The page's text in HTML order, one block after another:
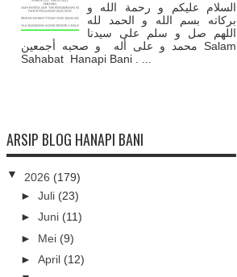
السلام عليكم و رحمة الله و
بركاته بسم الله و الحمد لله
اللهم صل و سلم على سيدنا
محمد و على أله و صحبه أجمعين Salam
Sahabat Hanapi Bani . ...
ARSIP BLOG HANAPI BANI
▼ 2026 (179)
► Juli (23)
► Juni (11)
► Mei (9)
► April (12)